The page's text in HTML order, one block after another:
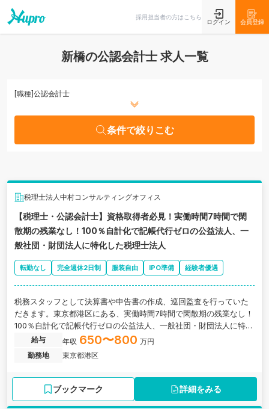
採用担当者の方はこちら
ログイン 会員登録
新橋の公認会計士 求人一覧
[職種]公認会計士
条件で絞りこむ
税理士法人中村コンサルティングオフィス
【税理士・公認会計士】資格取得者必見！実働時間7時間で閑
散期の残業なし！100％自計化で記帳代行ゼロの公益法人、一
般社団・財団法人に特化した税理士法人
転勤なし 完全週休2日制 服装自由 IPO準備 経験者優遇
税務スタッフとして決算書や申告書の作成、巡回監査を行っていた
だきます。東京都港区にある、実働時間7時間で閑散期の残業なし！
100％自計化で記帳代行ゼロの公益法人、一般社団・財団法人に特化
した税理士法人の求人です。
給与 年収 650〜800 万円
勤務地
東京都港区
ブックマーク 詳細をみる